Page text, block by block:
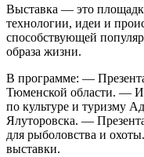
Выставка — это
технологии, идеи и
способствующей
образа жизни.
В программе: —
Тюменской области. —
по культуре и туризму
Ялуторовска. —
для рыболовства и
выставки.